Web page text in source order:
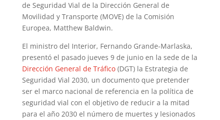
de Seguridad Vial de la Dirección General de
Movilidad y Transporte (MOVE) de la Comisión
Europea, Matthew Baldwin.
El ministro del Interior, Fernando Grande-Marlaska,
presentó el pasado jueves 9 de junio en la sede de la
Dirección General de Tráfico(DGT) la Estrategia de
Seguridad Vial 2030, un documento que pretender
ser el marco nacional de referencia en la política de
seguridad vial con el objetivo de reducir a la mitad
para el año 2030 el número de muertes y lesionados